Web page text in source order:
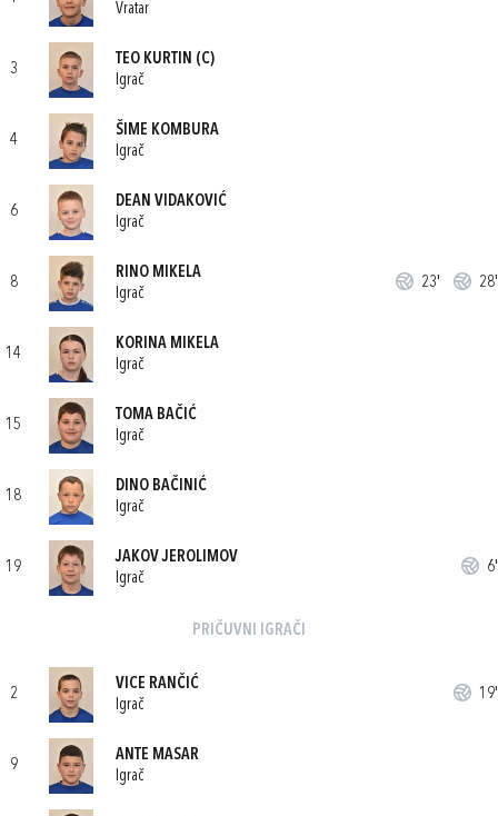
Vratar
3
TEO KURTIN (C)
Igrač
4
ŠIME KOMBURA
Igrač
6
DEAN VIDAKOVIĆ
Igrač
8
RINO MIKELA
Igrač
23' 28'
14
KORINA MIKELA
Igrač
15
TOMA BAČIĆ
Igrač
18
DINO BAČINIĆ
Igrač
19
JAKOV JEROLIMOV
Igrač
6'
PRIČUVNI IGRAČI
2
VICE RANČIĆ
Igrač
19'
9
ANTE MASAR
Igrač